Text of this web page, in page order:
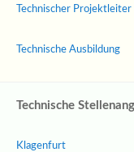
Technischer Projektleiter
Technische Ausbildung
Technische
Klagenfurt